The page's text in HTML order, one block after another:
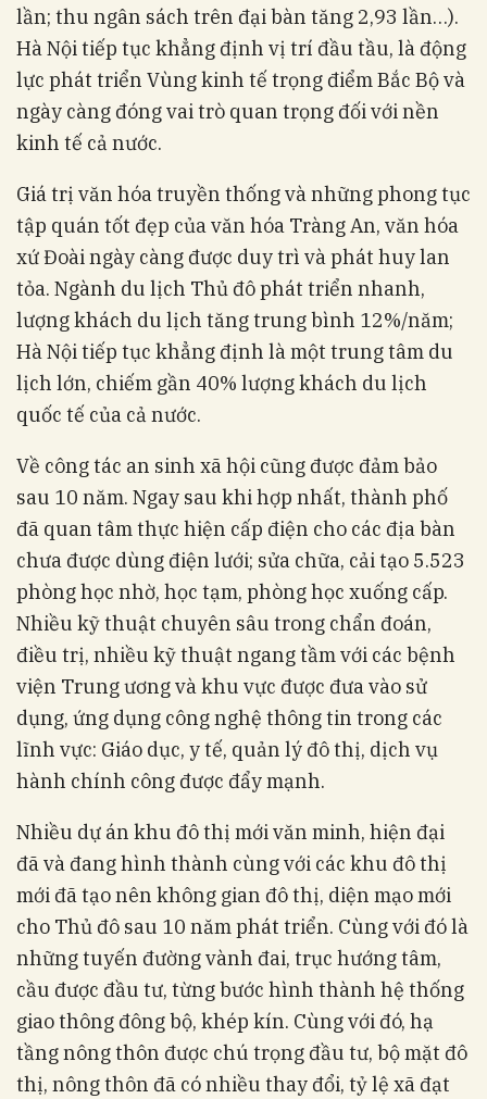
lần; thu ngân sách trên đại bàn tăng 2,93 lần…).
Hà Nội tiếp tục khẳng định vị trí đầu tầu, là động
lực phát triển Vùng kinh tế trọng điểm Bắc Bộ và
ngày càng đóng vai trò quan trọng đối với nền
kinh tế cả nước.
Giá trị văn hóa truyền thống và những phong tục
tập quán tốt đẹp của văn hóa Tràng An, văn hóa
xứ Đoài ngày càng được duy trì và phát huy lan
tỏa. Ngành du lịch Thủ đô phát triển nhanh,
lượng khách du lịch tăng trung bình 12%/năm;
Hà Nội tiếp tục khẳng định là một trung tâm du
lịch lớn, chiếm gần 40% lượng khách du lịch
quốc tế của cả nước.
Về công tác an sinh xã hội cũng được đảm bảo
sau 10 năm. Ngay sau khi hợp nhất, thành phố
đã quan tâm thực hiện cấp điện cho các địa bàn
chưa được dùng điện lưới; sửa chữa, cải tạo 5.523
phòng học nhờ, học tạm, phòng học xuống cấp.
Nhiều kỹ thuật chuyên sâu trong chẩn đoán,
điều trị, nhiều kỹ thuật ngang tầm với các bệnh
viện Trung ương và khu vực được đưa vào sử
dụng, ứng dụng công nghệ thông tin trong các
lĩnh vực: Giáo dục, y tế, quản lý đô thị, dịch vụ
hành chính công được đẩy mạnh.
Nhiều dự án khu đô thị mới văn minh, hiện đại
đã và đang hình thành cùng với các khu đô thị
mới đã tạo nên không gian đô thị, diện mạo mới
cho Thủ đô sau 10 năm phát triển. Cùng với đó là
những tuyến đường vành đai, trục hướng tâm,
cầu được đầu tư, từng bước hình thành hệ thống
giao thông đông bộ, khép kín. Cùng với đó, hạ
tầng nông thôn được chú trọng đầu tư, bộ mặt đô
thị, nông thôn đã có nhiều thay đổi, tỷ lệ xã đạt